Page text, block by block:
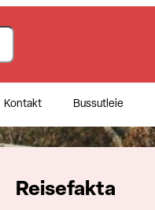
Kontakt Bussutleie
Reisefakta